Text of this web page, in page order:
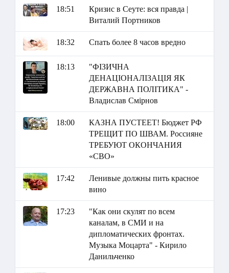
18:51
Кризис в Сеуте: вся правда |
Виталий Портников
18:32 Спать более 8 часов вредно
18:13
"ФІЗИЧНА
ДЕНАЦІОНАЛІЗАЦІЯ ЯК
ДЕРЖАВНА ПОЛІТИКА" -
Владислав Смірнов
18:00
КАЗНА ПУСТЕЕТ! Бюджет РФ
ТРЕЩИТ ПО ШВАМ. Россияне
ТРЕБУЮТ ОКОНЧАНИЯ
«СВО»
17:42
Ленивые должны пить красное
вино
17:23
"Как они скулят по всем
каналам, в СМИ и на
дипломатических фронтах.
Музыка Моцарта" - Кирило
Данильченко